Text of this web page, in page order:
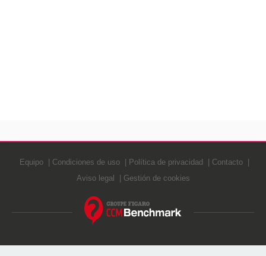
Equipo Condiciones de uso Política de privacidad
Contacto
Aviso legal
Gestión de cookies